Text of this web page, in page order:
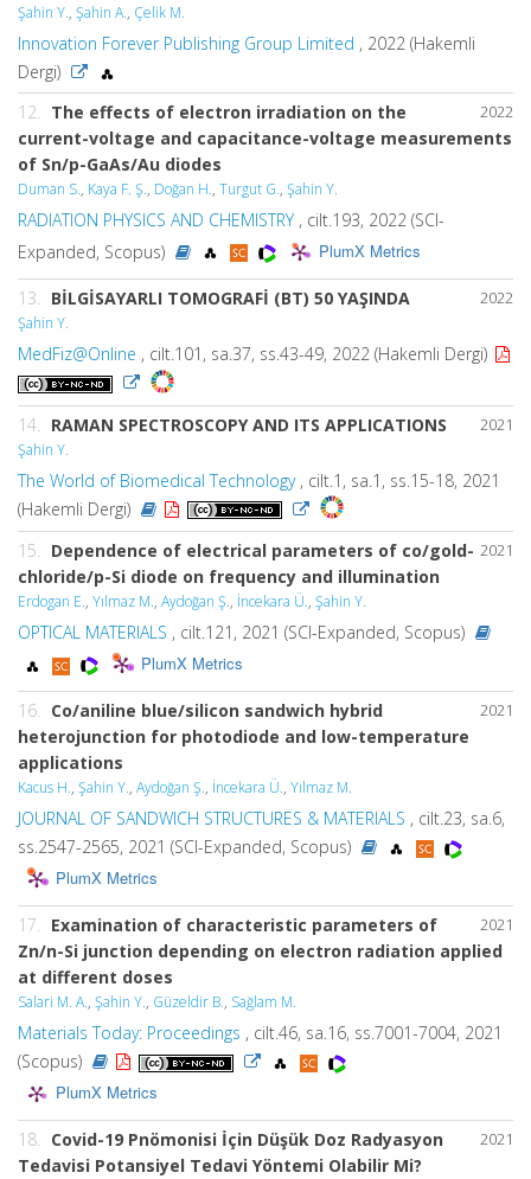
Şahin Y., Şahin A., Çelik M.
Innovation Forever Publishing Group Limited , 2022 (Hakemli
Dergi)
2022
12.
The effects of electron irradiation on the
current-voltage and capacitance-voltage measurements
of Sn/p-GaAs/Au diodes
Duman S., Kaya F. Ş., Doğan H., Turgut G., Şahin Y.
RADIATION PHYSICS AND CHEMISTRY , cilt.193, 2022 (SCI-
Expanded, Scopus)
PlumX Metrics
2022
13. BİLGİSAYARLI TOMOGRAFİ (BT) 50 YAŞINDA
Şahin Y.
MedFiz@Online , cilt.101, sa.37, ss.43-49, 2022 (Hakemli Dergi)
2021
14. RAMAN SPECTROSCOPY AND ITS APPLICATIONS
Şahin Y.
The World of Biomedical Technology, cilt.1, sa.1, ss.15-18, 2021
(Hakemli Dergi)
2021
15. Dependence of electrical parameters of co/gold-
chloride/p-Si diode on frequency and illumination
Erdogan E., Yılmaz M., Aydoğan Ş., İncekara Ü., Şahin Y.
OPTICAL MATERIALS , cilt.121, 2021 (SCI-Expanded, Scopus)
PlumX Metrics
2021
16. Co/aniline blue/silicon sandwich hybrid
heterojunction for photodiode and low-temperature
applications
Kacus H., Şahin Y., Aydoğan Ş., İncekara Ü., Yılmaz M.
JOURNAL OF SANDWICH STRUCTURES & MATERIALS , cilt.23, sa.6,
ss.2547-2565, 2021 (SCI-Expanded, Scopus)
PlumX Metrics
2021
17. Examination of characteristic parameters of
Zn/n-Si junction depending on electron radiation applied
at different doses
Salari M. A., Şahin Y., Güzeldir B., Sağlam M.
Materials Today: Proceedings , cilt.46, sa.16, ss.7001-7004, 2021
(Scopus)
PlumX Metrics
2021
18. Covid-19 Pnömonisi İçin Düşük Doz Radyasyon
Tedavisi Potansiyel Tedavi Yöntemi Olabilir Mi?